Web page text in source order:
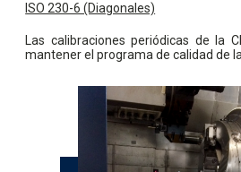
ISO 230-6 (Diagonales)
Las calibraciones periódicas de la
mantener el programa de calidad de